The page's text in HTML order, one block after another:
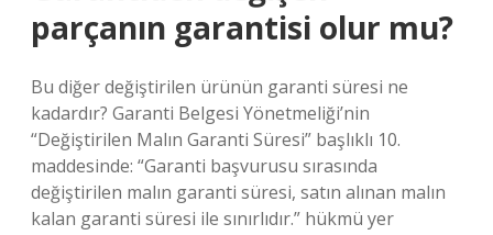
parçanın garantisi olur mu?
Bu diğer değiştirilen ürünün garanti süresi ne
kadardır? Garanti Belgesi Yönetmeliği’nin
“Değiştirilen Malın Garanti Süresi” başlıklı 10.
maddesinde: “Garanti başvurusu sırasında
değiştirilen malın garanti süresi, satın alınan malın
kalan garanti süresi ile sınırlıdır.” hükmü yer